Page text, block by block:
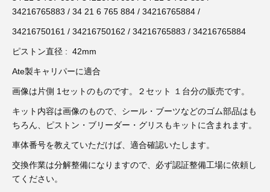
34216765883 / 34 21 6 765 884 / 34216765884 /
34216750161 / 34216750162 / 34216765883 / 34216765884
ピストン直径 : 42mm
Ate製キャリパーに適合
画像は片側 1セットのものです。２セット １台分の販売です。
キット内容は画像のもので、シール・ブーツなどのゴム部品はも
ちろん、ピストン・ブリーダー・グリスもキットに含まれます。
車体番号を教えていただけば、適合確認いたします。
交換作業は分解整備になりますので、必ず認証整備工場に依頼し
てください。